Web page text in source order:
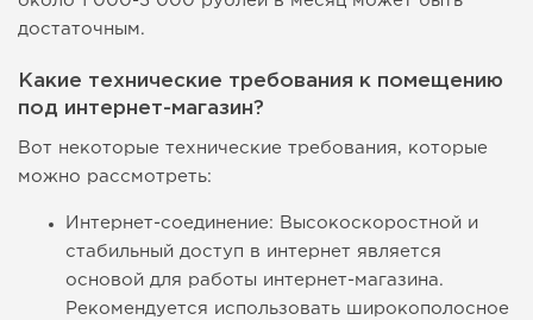
достаточным.
Какие технические требования к помещению
под интернет-магазин?
Вот некоторые технические требования, которые
можно рассмотреть:
Интернет-соединение: Высокоскоростной и
стабильный доступ в интернет является
основой для работы интернет-магазина.
Рекомендуется использовать широкополосное